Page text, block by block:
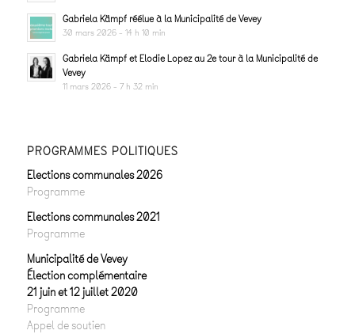
Gabriela Kämpf réélue à la Municipalité de Vevey
30 mars 2026 - 14 h 10 min
Gabriela Kämpf et Elodie Lopez au 2e tour à la Municipalité de
Vevey
11 mars 2026 - 7 h 32 min
PROGRAMMES POLITIQUES
Elections communales 2026
Programme
Elections communales 2021
Programme
Municipalité de Vevey
Élection complémentaire
21 juin et 12 juillet 2020
Programme
Appel de soutien